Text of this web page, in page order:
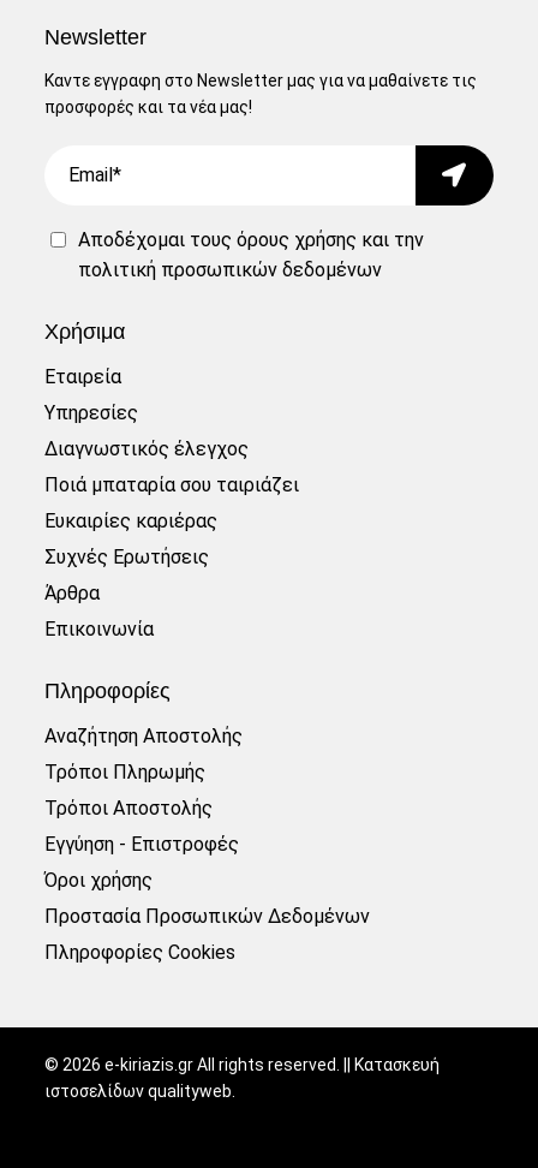
Newsletter
Καντε εγγραφη στο Newsletter μας για να μαθαίνετε τις
προσφορές και τα νέα μας!
Submit
Αποδέχομαι τουςόρους χρήσης και την
πολιτική προσωπικών δεδομένων
Χρήσιμα
Εταιρεία
Υπηρεσίες
Διαγνωστικός έλεγχος
Ποιά μπαταρία σου ταιριάζει
Ευκαιρίες καριέρας
Συχνές Ερωτήσεις
Άρθρα
Επικοινωνία
Πληροφορίες
Αναζήτηση Αποστολής
Τρόποι Πληρωμής
Τρόποι Αποστολής
Εγγύηση - Επιστροφές
Όροι χρήσης
Προστασία Προσωπικών Δεδομένων
Πληροφορίες Cookies
© 2026 e-kiriazis.gr All rights reserved. || Κατασκευή
ιστοσελίδωνqualityweb